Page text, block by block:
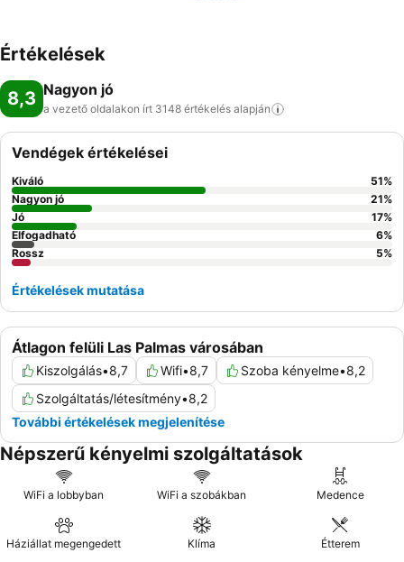
Értékelések
8,3 Nagyon jó
a vezető oldalakon írt 3148 értékelés alapján
Átlagon felüli Las Palmas városában
Kiszolgálás•8,7 Wifi•8,7 Szoba kényelme•8,2
Szolgáltatás/létesítmény•8,2
További értékelések megjelenítése
Vendégek értékelései
Kiváló 51%
Nagyon jó
21%
Jó
17%
Elfogadható
6%
Rossz
5%
Értékelések mutatása
Népszerű kényelmi szolgáltatások
WiFi a lobbyban WiFi a szobákban Medence
Háziállat megengedett Klíma Étterem